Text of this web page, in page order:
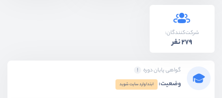
شرکت‌کنندگان:
279 نفر
گواهی پایان دوره
وضعیت: ابتدا وارد سایت شوید